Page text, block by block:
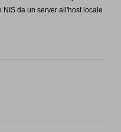
NIS da un server all'host locale